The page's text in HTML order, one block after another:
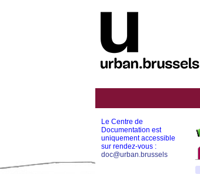
Le Centre de
Documentation est
uniquement accessible
sur rendez-vous :
doc@urban.brussels